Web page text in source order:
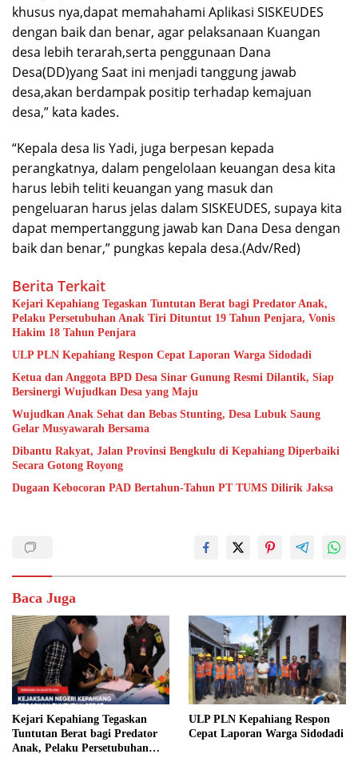
khusus nya,dapat memahahami Aplikasi SISKEUDES
dengan baik dan benar, agar pelaksanaan Kuangan
desa lebih terarah,serta penggunaan Dana
Desa(DD)yang Saat ini menjadi tanggung jawab
desa,akan berdampak positip terhadap kemajuan
desa,” kata kades.
“Kepala desa Iis Yadi, juga berpesan kepada
perangkatnya, dalam pengelolaan keuangan desa kita
harus lebih teliti keuangan yang masuk dan
pengeluaran harus jelas dalam SISKEUDES, supaya kita
dapat mempertanggung jawab kan Dana Desa dengan
baik dan benar,” pungkas kepala desa.(Adv/Red)
Berita Terkait
Kejari Kepahiang Tegaskan Tuntutan Berat bagi Predator Anak,
Pelaku Persetubuhan Anak Tiri Dituntut 19 Tahun Penjara, Vonis
Hakim 18 Tahun Penjara
ULP PLN Kepahiang Respon Cepat Laporan Warga Sidodadi
Ketua dan Anggota BPD Desa Sinar Gunung Resmi Dilantik, Siap
Bersinergi Wujudkan Desa yang Maju
Wujudkan Anak Sehat dan Bebas Stunting, Desa Lubuk Saung
Gelar Musyawarah Bersama
Dibantu Rakyat, Jalan Provinsi Bengkulu di Kepahiang Diperbaiki
Secara Gotong Royong
Dugaan Kebocoran PAD Bertahun-Tahun PT TUMS Dilirik Jaksa
Baca Juga
Kejari Kepahiang Tegaskan
Tuntutan Berat bagi Predator
Anak, Pelaku Persetubuhan
ULP PLN Kepahiang Respon
Cepat Laporan Warga Sidodadi